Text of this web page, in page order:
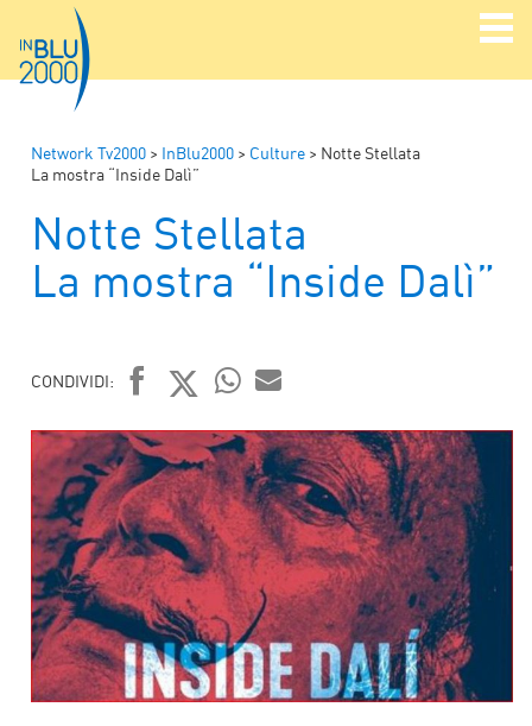
Network Tv2000 > InBlu2000 > Culture > Notte Stellata
La mostra “Inside Dalì”
Notte Stellata
La mostra “Inside Dalì”
CONDIVIDI:
FACEBOOK
TWITTER
WHATSAPP
MAIL